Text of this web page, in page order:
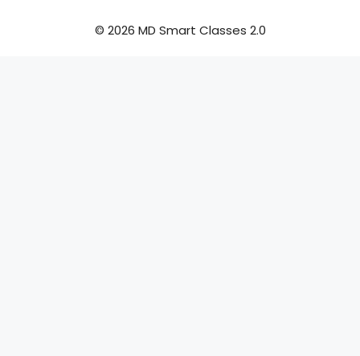
© 2026 MD Smart Classes 2.0